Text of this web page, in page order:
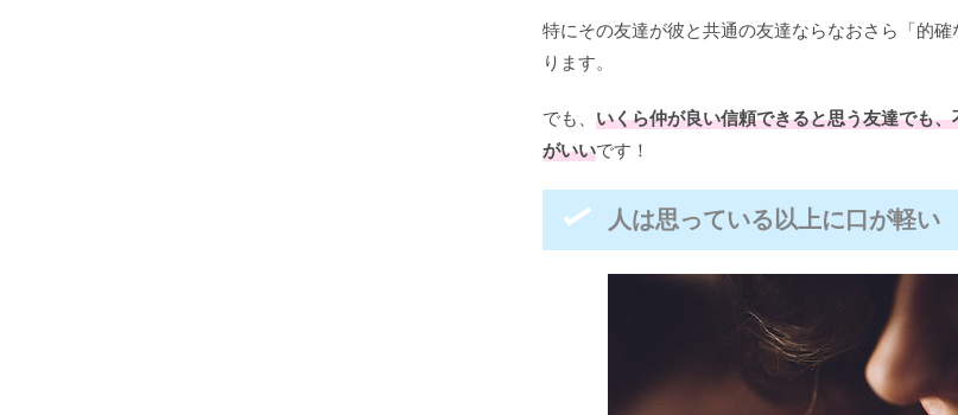
特にその友達が彼と共通の友達ならなおさら「的
ります。
でも、 いくら仲が良い信頼できると思う友達でも
がいいです！
人は思っている以上に口が軽い